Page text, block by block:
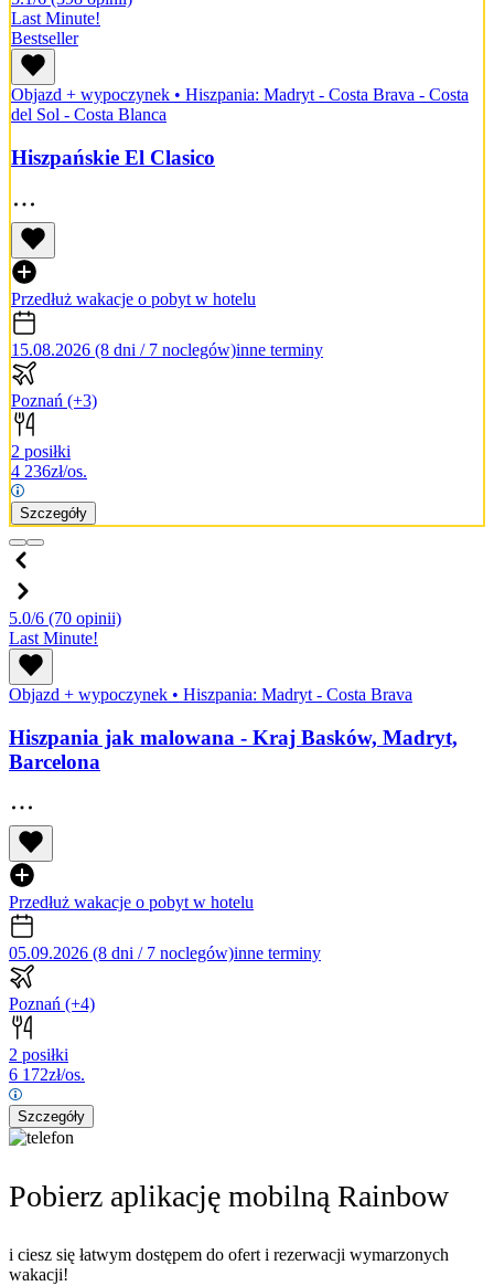
Last Minute!
Bestseller
Objazd + wypoczynek • Hiszpania: Madryt - Costa Brava - Costa
del Sol - Costa Blanca
Hiszpańskie El Clasico
Przedłuż wakacje o pobyt w hotelu
15.08.2026 (8 dni / 7 noclegów)inne terminy
Poznań (+3)
2 posiłki
4 236zł/os.
Szczegóły
5.0/6 (70 opinii)
Last Minute!
Objazd + wypoczynek • Hiszpania: Madryt - Costa Brava
Hiszpania jak malowana - Kraj Basków, Madryt,
Barcelona
Przedłuż wakacje o pobyt w hotelu
05.09.2026 (8 dni / 7 noclegów)inne terminy
Poznań (+4)
2 posiłki
6 172zł/os.
Szczegóły
Pobierz aplikację mobilną Rainbow
i ciesz się łatwym dostępem do ofert i rezerwacji wymarzonych
wakacji!